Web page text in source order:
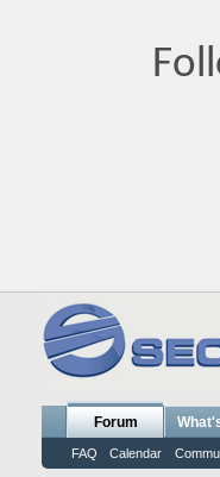
Forum
FAQ Calendar